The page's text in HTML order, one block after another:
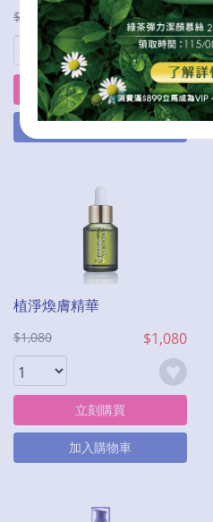
$1,980 $1,099
立刻購買
加入購物車
植淨煥膚精華
$1,080 $1,080
立刻購買
加入購物車